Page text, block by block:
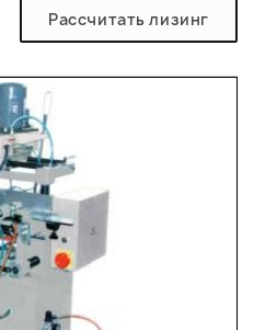
Рассчитать лизинг